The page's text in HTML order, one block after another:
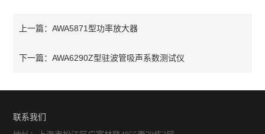
食品安全检测仪
折光分析仪
食用油类检测仪
上一篇：AWA5871型功率放大器
下一篇：AWA6290Z型驻波管吸声系数测试仪
联系我们